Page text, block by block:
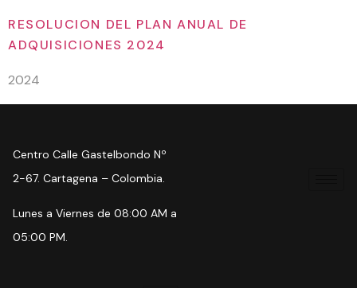
RESOLUCION DEL PLAN ANUAL DE
ADQUISICIONES 2024
2024
Centro Calle Gastelbondo Nº
2-67. Cartagena – Colombia.
Lunes a Viernes de 08:00 AM a
05:00 PM.